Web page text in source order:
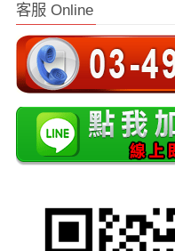
客服 Online